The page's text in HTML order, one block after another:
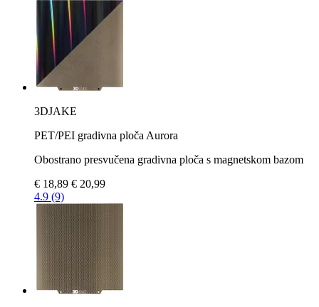
3DJAKE
PET/PEI gradivna ploča Aurora
Obostrano presvučena gradivna ploča s magnetskom bazom
€ 18,89 € 20,99
4.9 (9)